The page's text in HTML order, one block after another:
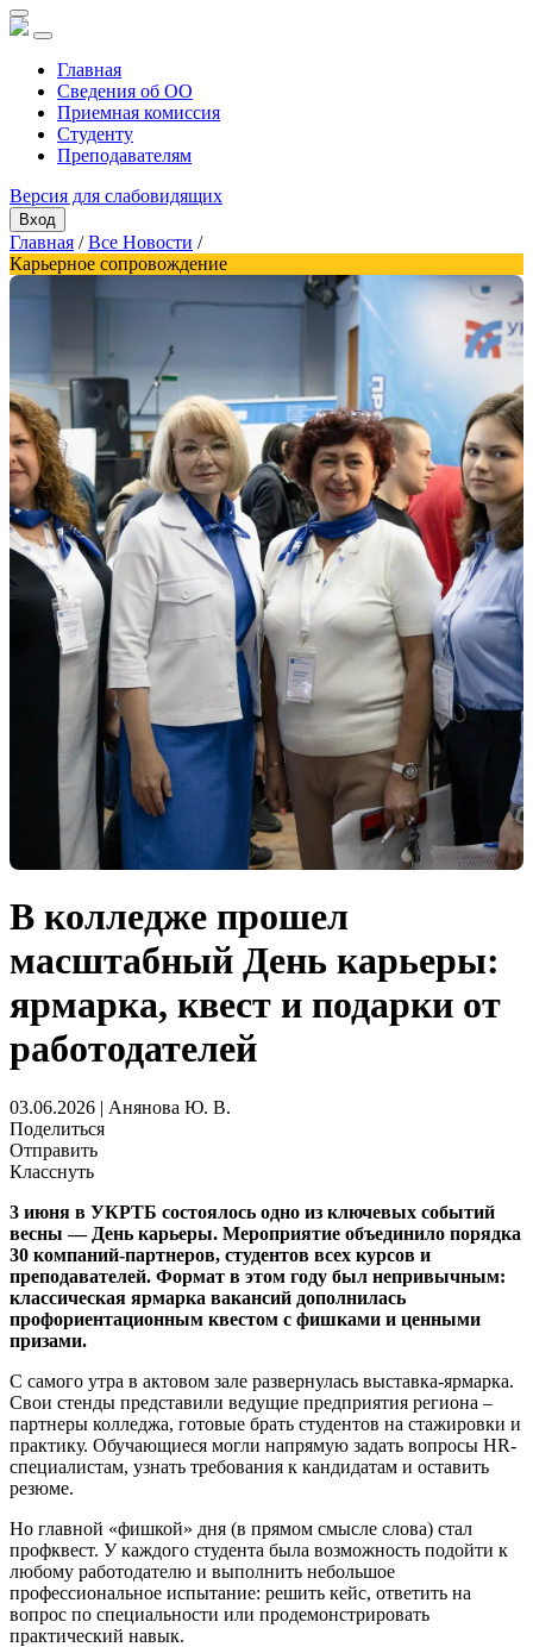
Главная
Сведения об ОО
Приемная комиссия
Студенту
Преподавателям
Версия для слабовидящих
Вход
Главная /Все Новости /
Карьерное сопровождение
В колледже прошел
масштабный День карьеры:
ярмарка, квест и подарки от
работодателей
03.06.2026 | Анянова Ю. В.
Поделиться
Отправить
Класснуть
3 июня в УКРТБ состоялось одно из ключевых событий
весны — День карьеры. Мероприятие объединило порядка
30 компаний-партнеров, студентов всех курсов и
преподавателей. Формат в этом году был непривычным:
классическая ярмарка вакансий дополнилась
профориентационным квестом с фишками и ценными
призами.
С самого утра в актовом зале развернулась выставка-ярмарка.
Свои стенды представили ведущие предприятия региона –
партнеры колледжа, готовые брать студентов на стажировки и
практику. Обучающиеся могли напрямую задать вопросы HR-
специалистам, узнать требования к кандидатам и оставить
резюме.
Но главной «фишкой» дня (в прямом смысле слова) стал
профквест. У каждого студента была возможность подойти к
любому работодателю и выполнить небольшое
профессиональное испытание: решить кейс, ответить на
вопрос по специальности или продемонстрировать
практический навык.